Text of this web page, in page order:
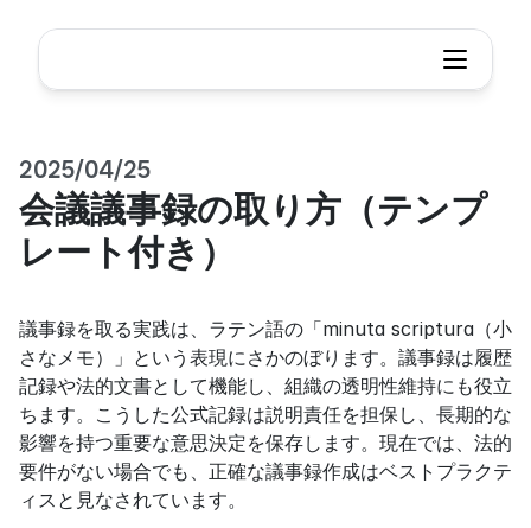
2025/04/25
会議議事録の取り方（テンプ
レート付き）
議事録を取る実践は、ラテン語の「minuta scriptura（小
さなメモ）」という表現にさかのぼります。議事録は履歴
記録や法的文書として機能し、組織の透明性維持にも役立
ちます。こうした公式記録は説明責任を担保し、長期的な
影響を持つ重要な意思決定を保存します。現在では、法的
要件がない場合でも、正確な議事録作成はベストプラクテ
ィスと見なされています。